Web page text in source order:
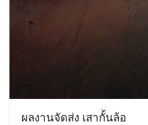
ผลงานจัดส่ง เสากั้นล้อ